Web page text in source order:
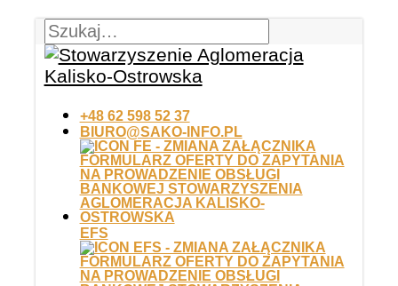
+48 62 598 52 37
BIURO@SAKO-INFO.PL
EFS